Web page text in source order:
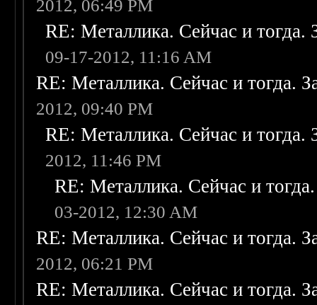
2012, 06:49 PM
RE: Металлика. Сейчас и
09-17-2012, 11:16 AM
RE: Металлика. Сейчас и тогда.
2012, 09:40 PM
RE: Металлика. Сейчас и
2012, 11:46 PM
RE: Металлика. Сейчас и
03-2012, 12:30 AM
RE: Металлика. Сейчас и тогда.
2012, 06:21 PM
RE: Металлика. Сейчас и тогда.